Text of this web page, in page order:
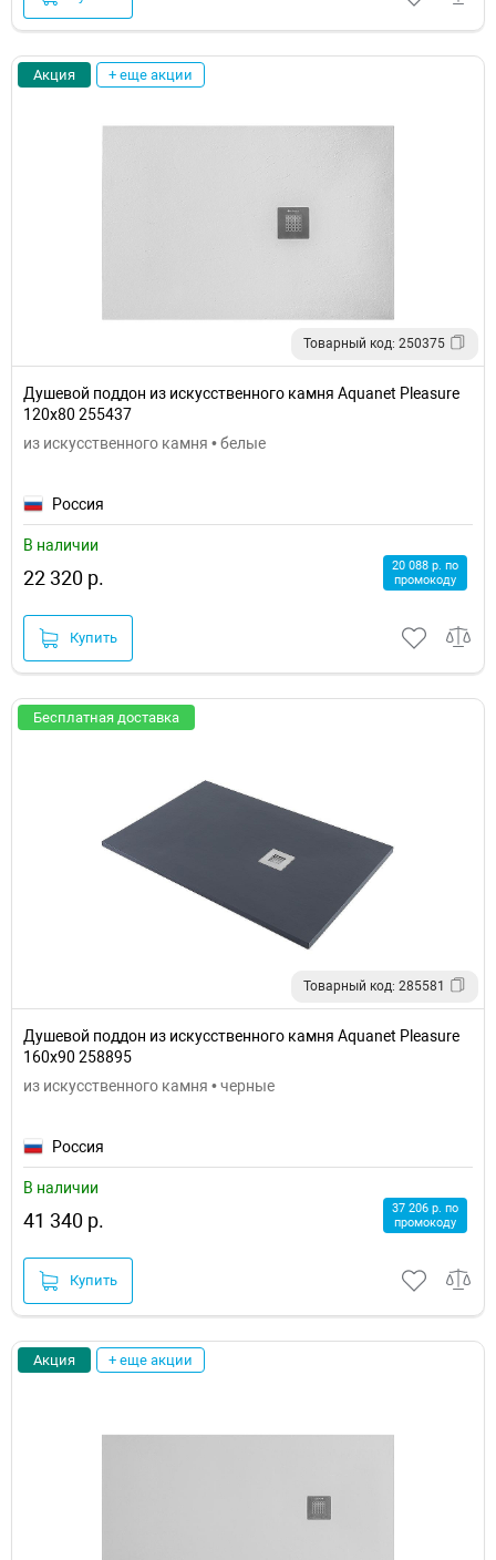
Акция + еще акции
Товарный код: 250375
Душевой поддон из искусственного камня Aquanet Pleasure
120x80 255437
из искусственного камня • белые
Россия
В наличии
22 320 р.
20 088 р. по
промокоду
Купить
Бесплатная доставка
Товарный код: 285581
Душевой поддон из искусственного камня Aquanet Pleasure
160x90 258895
из искусственного камня • черные
Россия
В наличии
41 340 р.
37 206 р. по
промокоду
Купить
Акция + еще акции